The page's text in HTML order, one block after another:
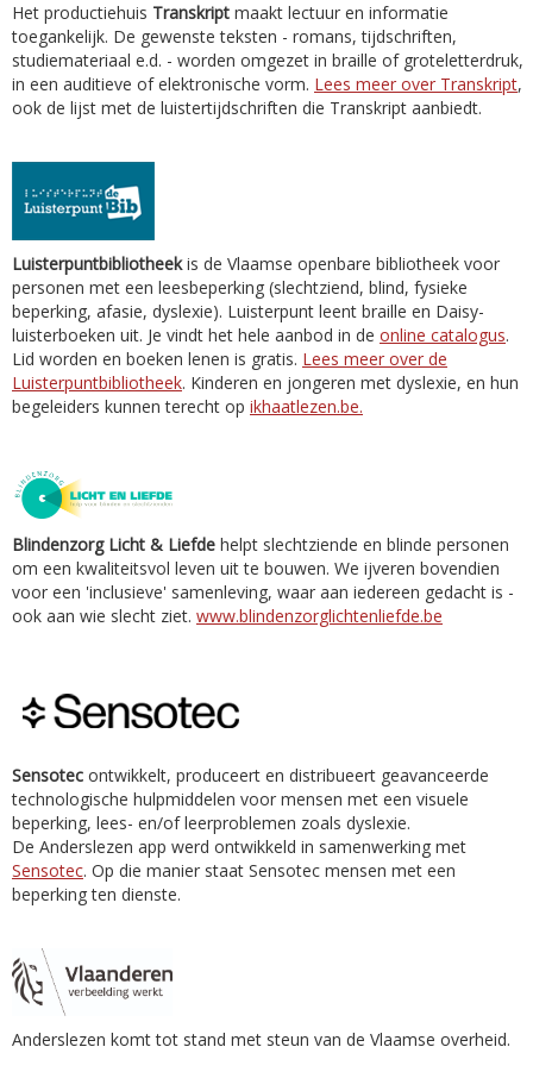
Het productiehuis Transkript maakt lectuur en informatie
toegankelijk. De gewenste teksten - romans, tijdschriften,
studiemateriaal e.d. - worden omgezet in braille of groteletterdruk,
in een auditieve of elektronische vorm. Lees meer over Transkript,
ook de lijst met de luistertijdschriften die Transkript aanbiedt.
Luisterpuntbibliotheekis de Vlaamse openbare bibliotheek voor
personen met een leesbeperking (slechtziend, blind, fysieke
beperking, afasie, dyslexie). Luisterpunt leent braille en Daisy-
luisterboeken uit. Je vindt het hele aanbod in de online catalogus.
Lid worden en boeken lenen is gratis. Lees meer over de
Luisterpuntbibliotheek. Kinderen en jongeren met dyslexie, en hun
begeleiders kunnen terecht op ikhaatlezen.be.
Blindenzorg Licht & Liefde helpt slechtziende en blinde personen
om een kwaliteitsvol leven uit te bouwen. We ijveren bovendien
voor een 'inclusieve' samenleving, waar aan iedereen gedacht is -
ook aan wie slecht ziet. www.blindenzorglichtenliefde.be
Sensotec ontwikkelt, produceert en distribueert geavanceerde
technologische hulpmiddelen voor mensen met een visuele
beperking, lees- en/of leerproblemen zoals dyslexie.
De Anderslezen app werd ontwikkeld in samenwerking met
Sensotec. Op die manier staat Sensotec mensen met een
beperking ten dienste.
Anderslezen komt tot stand met steun van de Vlaamse overheid.